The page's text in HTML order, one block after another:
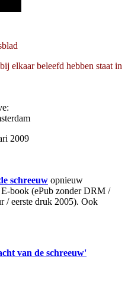
elkaar beleefd hebben staat in
2009
schreeuw opnieuw
book (ePub zonder DRM /
/ eerste druk 2005). Ook
van de schreeuw'